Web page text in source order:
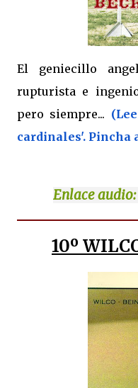
El geniecillo
rupturista e
pero siempre...
cardinales'. Pincha
Enlace
10º